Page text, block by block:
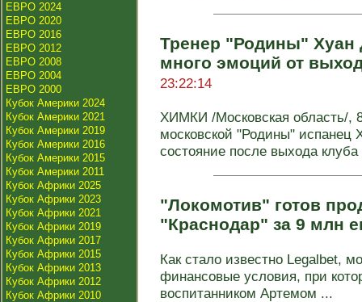
ЕВРО 2024
ЕВРО 2020
ЕВРО 2016
ЕВРО 2012
ЕВРО 2008
ЕВРО 2004
ЕВРО 2000
Кубок Америки 2024
Кубок Америки 2021
Кубок Америки 2019
Кубок Америки 2016
Кубок Америки 2015
Кубок Америки 2011
Кубок Африки 2025
Кубок Африки 2023
Кубок Африки 2021
Кубок Африки 2019
Кубок Африки 2017
Кубок Африки 2015
Кубок Африки 2013
Кубок Африки 2012
Кубок Африки 2010
Тренер "Родины" Хуан
много эмоций от
23:22:14
ХИМКИ /Московская область/,
московской "Родины" испанец
состояние после выхода
"Локомотив" готов
"Краснодар" за 9 млн
Как стало известно Legalbet,
финансовые условия, при
воспитанником Артемом ...